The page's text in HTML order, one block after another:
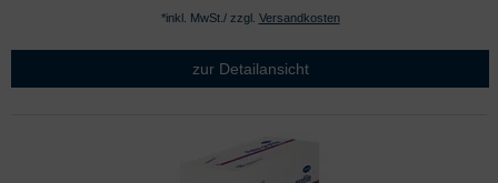
*inkl. MwSt./ zzgl. Versandkosten
zur Detailansicht